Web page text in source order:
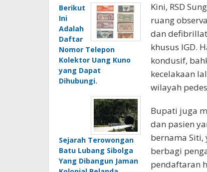
Berikut
Ini
Adalah
Daftar
Nomor Telepon
Kolektor Uang Kuno
yang Dapat
Dihubungi.
Sejarah Terowongan
Batu Lubang Sibolga
Yang Dibangun Jaman
Kini, RSD
ruang
dan
khusus IGD.
kondusif,
kecelakaan
wilayah
Bupati juga
dan pasien
bernama Siti,
berbagi
pendaftaran